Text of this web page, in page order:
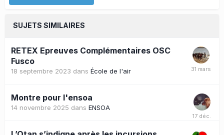
SUJETS SIMILAIRES
RETEX Epreuves Complémentaires OSC
Fusco
18 septembre 2023 dans École de l'air
Montre pour l'ensoa
14 novembre 2025 dans ENSOA